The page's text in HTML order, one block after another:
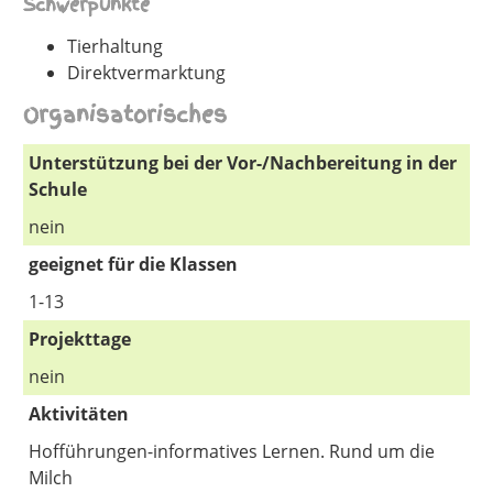
Tierhaltung
Direktvermarktung
Organisatorisches
Unterstützung bei der Vor-/Nachbereitung in der
Schule
nein
geeignet für die Klassen
1-13
Projekttage
nein
Aktivitäten
Hofführungen-informatives Lernen. Rund um die
Milch